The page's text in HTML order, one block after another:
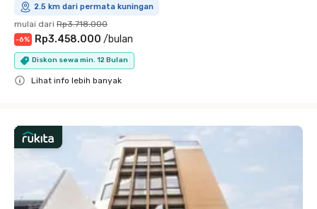
2.5 km dari permata kuningan
mulai dari Rp3.718.000
-6% Rp3.458.000 /bulan
Diskon sewa min. 12 Bulan
Lihat info lebih banyak